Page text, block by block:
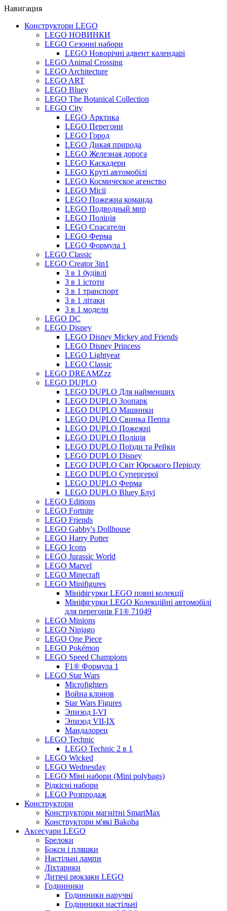
Навигация
Конструктори LEGO
LEGO НОВИНКИ
LEGO Сезонні набори
LEGO Новорічні адвент календарі
LEGO Animal Crossing
LEGO Architecture
LEGO ART
LEGO Bluey
LEGO The Botanical Collection
LEGO City
LEGO Арктика
LEGO Перегони
LEGO Город
LEGO Дикая природа
LEGO Железная дорога
LEGO Каскадери
LEGO Круті автомобілі
LEGO Космическое агенство
LEGO Місії
LEGO Пожежна команда
LEGO Подводный мир
LEGO Поліція
LEGO Спасатели
LEGO Ферма
LEGO Формула 1
LEGO Classic
LEGO Creator 3in1
3 в 1 будівлі
3 в 1 істоти
3 в 1 транспорт
3 в 1 літаки
3 в 1 модели
LEGO DC
LEGO Disney
LEGO Disney Mickey and Friends
LEGO Disney Princess
LEGO Lightyear
LEGO Classic
LEGO DREAMZzz
LEGO DUPLO
LEGO DUPLO Для найменших
LEGO DUPLO Зоопарк
LEGO DUPLO Машинки
LEGO DUPLO Свинка Пеппа
LEGO DUPLO Пожежні
LEGO DUPLO Поліція
LEGO DUPLO Поїзди та Рейки
LEGO DUPLO Disney
LEGO DUPLO Світ Юрського Періоду
LEGO DUPLO Супергерої
LEGO DUPLO Ферма
LEGO DUPLO Bluey Блуї
LEGO Editions
LEGO Fortnite
LEGO Friends
LEGO Gabby's Dollhouse
LEGO Harry Potter
LEGO Icons
LEGO Jurassic World
LEGO Marvel
LEGO Minecraft
LEGO Minifigures
Мініфігурки LEGO повні колекції
Мініфігурки LEGO Колекційні автомобілі
для перегонів F1® 71049
LEGO Minions
LEGO Ninjago
LEGO One Piece
LEGO Pokémon
LEGO Speed Champions
F1® Формула 1
LEGO Star Wars
Microfighters
Война клонов
Star Wars Figures
Эпизод I-VI
Эпизод VII-IX
Мандалорец
LEGO Technic
LEGO Technic 2 в 1
LEGO Wicked
LEGO Wednesday
LEGO Міні набори (Mini polybags)
Рідкісні набори
LEGO Розпродаж
Конструктори
Конструктори магнітні SmartMax
Конструктори м'які Bakoba
Аксесуари LEGO
Брелоки
Бокси і пляшки
Настільні лампи
Ліхтарики
Дитячі рюкзаки LEGO
Годинники
Годинники наручні
Годинники настільні